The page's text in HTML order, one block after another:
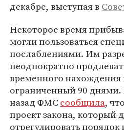
декабре, выступая в
Некоторое время
могли пользоваться
послаблениями. Им
неоднократно
временного нахождения
ограниченный 90 днями.
назад ФМСсообщила,
проект закона, который
отрегулировать